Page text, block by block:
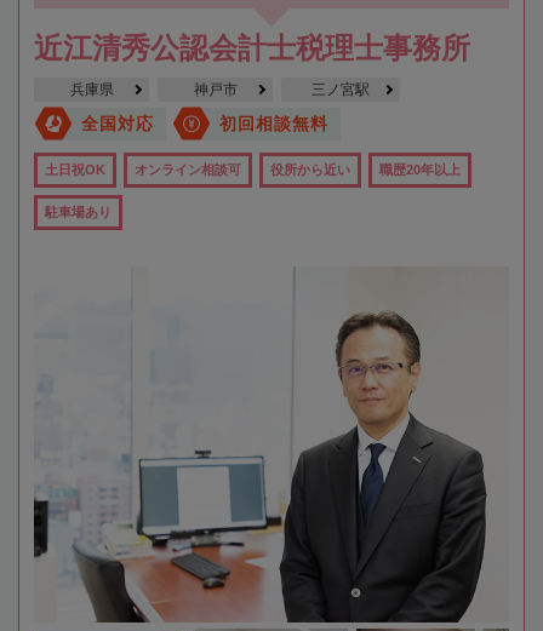
近江清秀公認会計士税理士事務所
兵庫県 神戸市 三ノ宮駅
全国対応 初回相談無料
土日祝OK オンライン相談可 役所から近い 職歴20年以上
駐車場あり